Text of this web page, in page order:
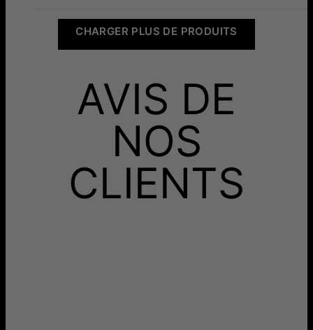
CHARGER PLUS DE PRODUITS
AVIS DE
NOS
CLIENTS